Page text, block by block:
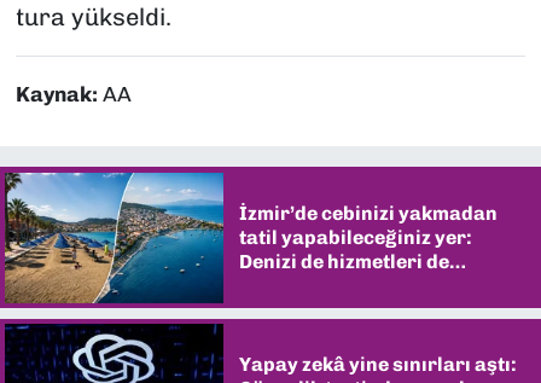
tura yükseldi.
Kaynak: AA
İzmir’de cebinizi yakmadan
tatil yapabileceğiniz yer:
Denizi de hizmetleri de
Yapay zekâ yine sınırları aştı: